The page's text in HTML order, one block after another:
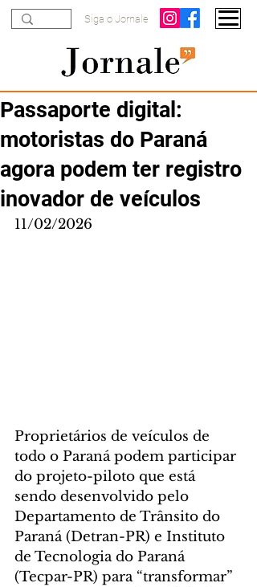
Siga o Jornale
Passaporte digital:
motoristas do Paraná
agora podem ter registro
inovador de veículos
11/02/2026
Proprietários de veículos de
todo o Paraná podem participar
do projeto-piloto que está
sendo desenvolvido pelo
Departamento de Trânsito do
Paraná (Detran-PR) e Instituto
de Tecnologia do Paraná
(Tecpar-PR) para “transformar”